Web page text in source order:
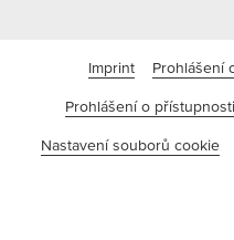
Imprint Prohlášení
Prohlášení o přístupnosti
Nastavení souborů cookie